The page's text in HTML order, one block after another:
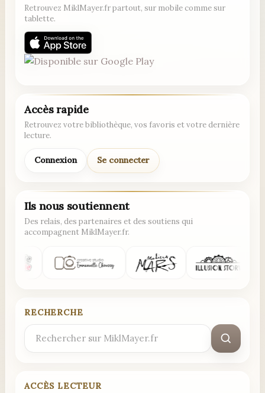
Retrouvez MiklMayer.fr partout, sur mobile comme sur
tablette.
Accès rapide
Retrouvez votre bibliothèque, vos favoris et votre dernière
lecture.
Connexion Se connecter
Ils nous soutiennent
Des relais, des partenaires et des soutiens qui
accompagnent MiklMayer.fr.
RECHERCHE
Rechercher
ACCÈS LECTEUR